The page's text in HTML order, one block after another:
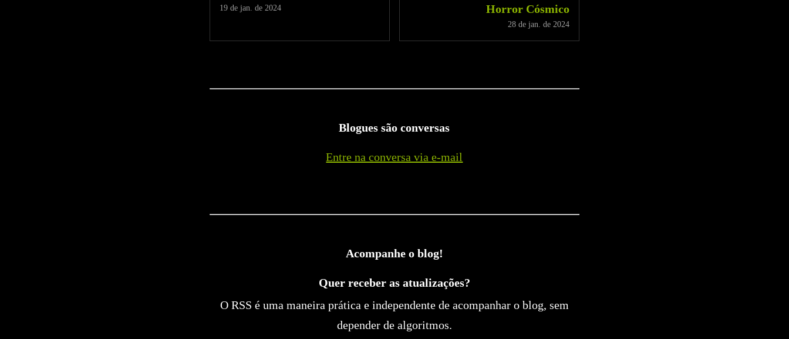
19 de jan. de 2024
Horror Cósmico
28 de jan. de 2024
Blogues são conversas
Entre na conversa via e-mail
Acompanhe o blog!
Quer receber as atualizações?
O RSS é uma maneira prática e independente de acompanhar o blog, sem
depender de algoritmos.